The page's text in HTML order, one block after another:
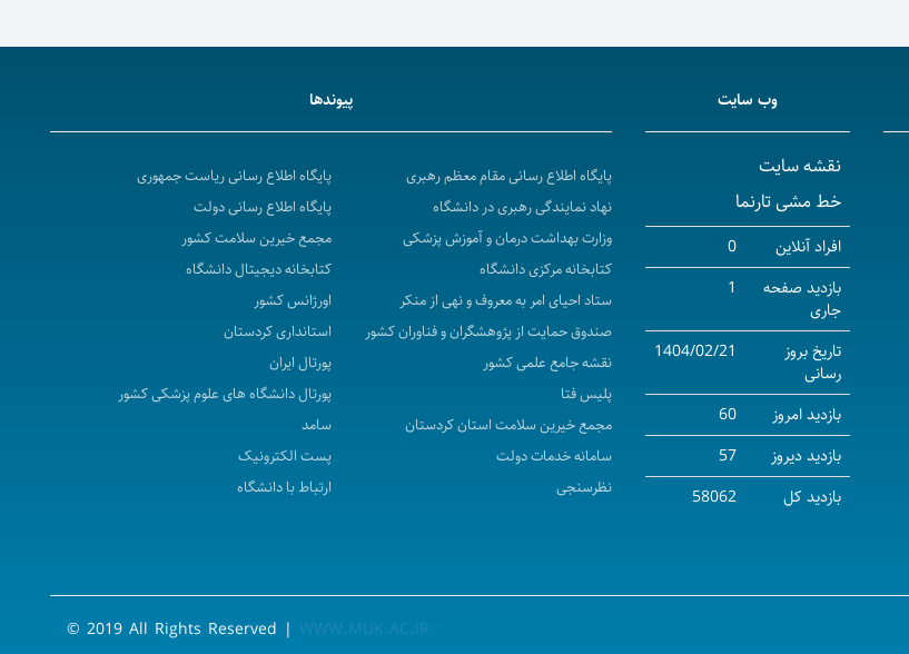
وب سایت
نقشه سایت
خط مشی تارنما
افراد آنلاین
0
بازدید صفحه
جاری
1
تاریخ بروز
رسانی
1404/02/21
بازدید امروز
60
بازدید دیروز
57
بازدید کل
58062
پیوندها
پایگاه اطلاع رسانی مقام معظم رهبری
پایگاه اطلاع رسانی ریاست جمهوری
نهاد نمایندگی رهبری در دانشگاه
پایگاه اطلاع رسانی دولت
وزارت بهداشت درمان و آموزش پزشکی
مجمع خیرین سلامت کشور
کتابخانه مرکزی دانشگاه
کتابخانه دیجیتال دانشگاه
ستاد احیای امر به معروف و نهی از منکر
اورژانس کشور
صندوق حمایت از پژوهشگران و فناوران کشور
استانداری کردستان
نقشه جامع علمی کشور
پورتال ایران
پلیس فتا
پورتال دانشگاه های علوم پزشکی کشور
مجمع خیرین سلامت استان کردستان
سامد
سامانه خدمات دولت
پست الکترونیک
نظرسنجی
ارتباط با دانشگاه
© 2019 All Rights Reserved | WWW.MUK.AC.IR